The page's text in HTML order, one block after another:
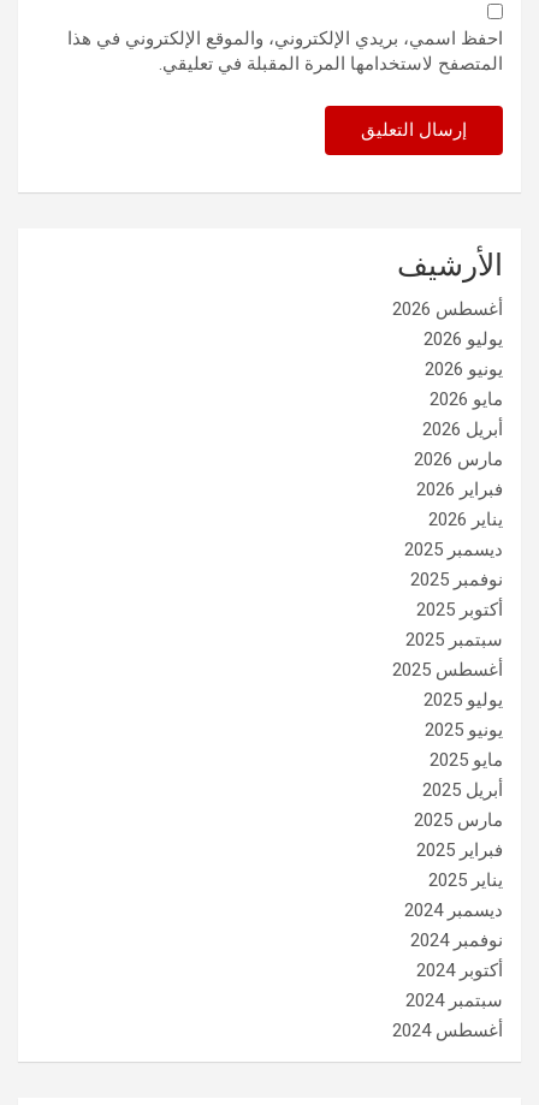
احفظ اسمي، بريدي الإلكتروني، والموقع الإلكتروني في هذا
المتصفح لاستخدامها المرة المقبلة في تعليقي.
الأرشيف
أغسطس 2026
يوليو 2026
يونيو 2026
مايو 2026
أبريل 2026
مارس 2026
فبراير 2026
يناير 2026
ديسمبر 2025
نوفمبر 2025
أكتوبر 2025
سبتمبر 2025
أغسطس 2025
يوليو 2025
يونيو 2025
مايو 2025
أبريل 2025
مارس 2025
فبراير 2025
يناير 2025
ديسمبر 2024
نوفمبر 2024
أكتوبر 2024
سبتمبر 2024
أغسطس 2024